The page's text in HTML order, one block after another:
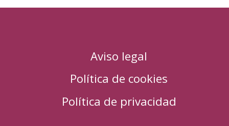
Aviso legal
Política de cookies
Política de privacidad